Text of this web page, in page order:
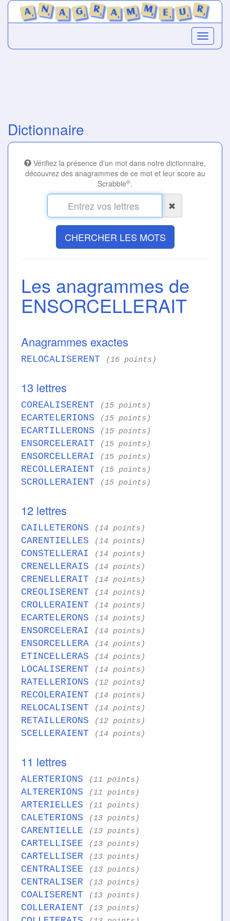
Dictionnaire
Vérifiez la présence d'un mot dans notre dictionnaire,
découvrez des anagrammes de ce mot et leur score au
Scrabble®.
CHERCHER LES MOTS
Les anagrammes de
ENSORCELLERAIT
Anagrammes exactes
RELOCALISERENT (16 points)
13 lettres
COREALISERENT (15 points)
ECARTELERIONS (15 points)
ECARTILLERONS (15 points)
ENSORCELERAIT (15 points)
ENSORCELLERAI (15 points)
RECOLLERAIENT (15 points)
SCROLLERAIENT (15 points)
12 lettres
CAILLETERONS (14 points)
CARENTIELLES (14 points)
CONSTELLERAI (14 points)
CRENELLERAIS (14 points)
CRENELLERAIT (14 points)
CREOLISERENT (14 points)
CROLLERAIENT (14 points)
ECARTELERONS (14 points)
ENSORCELERAI (14 points)
ENSORCELLERA (14 points)
ETINCELLERAS (14 points)
LOCALISERENT (14 points)
RATELLERIONS (12 points)
RECOLERAIENT (14 points)
RELOCALISENT (14 points)
RETAILLERONS (12 points)
SCELLERAIENT (14 points)
11 lettres
ALERTERIONS (11 points)
ALTERERIONS (11 points)
ARTERIELLES (11 points)
CALETERIONS (13 points)
CARENTIELLE (13 points)
CARTELLISEE (13 points)
CARTELLISER (13 points)
CENTRALISEE (13 points)
CENTRALISER (13 points)
COALISERENT (13 points)
COLLERAIENT (13 points)